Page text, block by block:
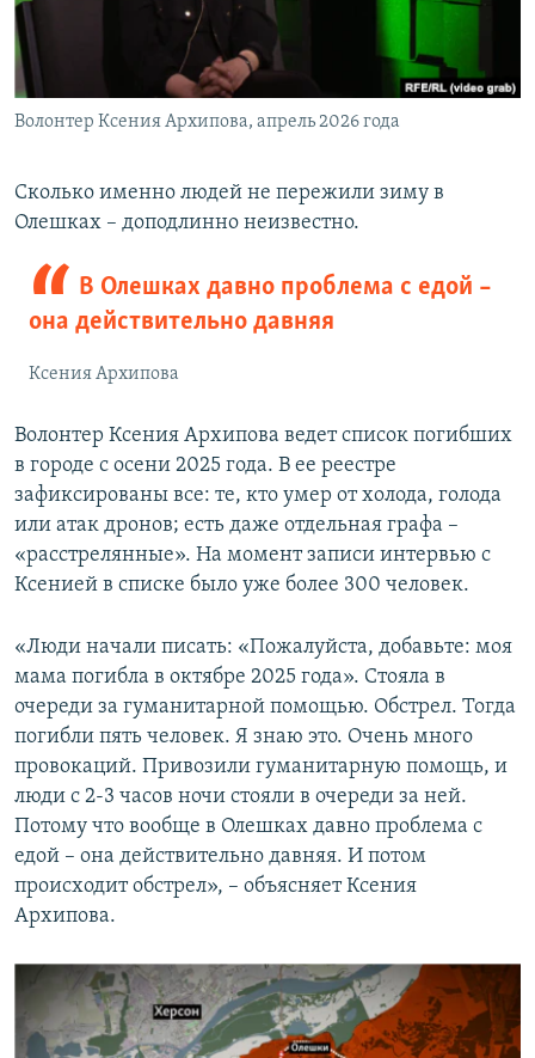
Волонтер Ксения Архипова, апрель 2026 года
Сколько именно людей не пережили зиму в
Олешках – доподлинно неизвестно.
В Олешках давно проблема с едой –
она действительно давняя
Ксения Архипова
Волонтер Ксения Архипова ведет список погибших
в городе с осени 2025 года. В ее реестре
зафиксированы все: те, кто умер от холода, голода
или атак дронов; есть даже отдельная графа –
«расстрелянные». На момент записи интервью с
Ксенией в списке было уже более 300 человек.
«Люди начали писать: «Пожалуйста, добавьте: моя
мама погибла в октябре 2025 года». Стояла в
очереди за гуманитарной помощью. Обстрел. Тогда
погибли пять человек. Я знаю это. Очень много
провокаций. Привозили гуманитарную помощь, и
люди с 2-3 часов ночи стояли в очереди за ней.
Потому что вообще в Олешках давно проблема с
едой – она действительно давняя. И потом
происходит обстрел», – объясняет Ксения
Архипова.